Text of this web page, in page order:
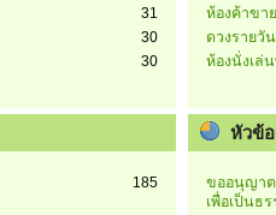
31
30
30
ห้องค้าขา
ดวงรายวัน
ห้องนั่งเล่
185
หัวข้
ขออนุญาต
เพื่อเป็นธ